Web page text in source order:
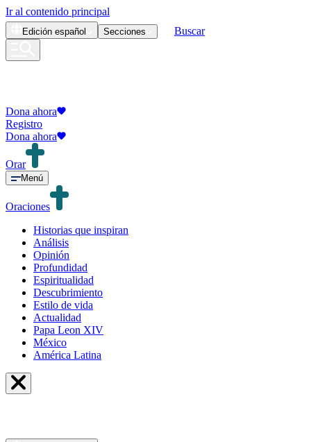
Ir al contenido principal
Edición español Secciones Buscar
Dona ahora
Registro
Dona ahora
Orar
Menú
Oraciones
Historias que inspiran
Análisis
Opinión
Profundidad
Espiritualidad
Descubrimiento
Estilo de vida
Actualidad
Papa Leon XIV
México
América Latina